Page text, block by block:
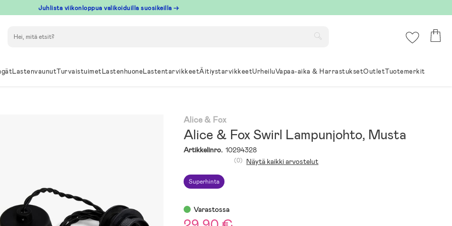
Juhlista viikonloppua valikoiduilla suosikeilla →
LastenvaunutTurvaistuimetLastenhuoneLastentarvikkeetÄitiystarvikkeetUrheiluVapaa-aika & HarrastuksetOutletTuotemerkit
Alice & Fox
Alice & Fox Swirl Lampunjohto, Musta
Artikkelinro. 10294328
Superhinta
(0) Näytä kaikki arvostelut
Varastossa